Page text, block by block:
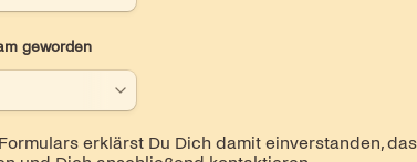
geworden
erklärst Du Dich damit einverstanden,